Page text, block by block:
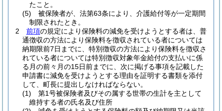
たこと。
(5)
被保険者が、法第63条により、介護給付等が一定期間
制限されたとき。
2
前項の規定により保険料の減免を受けようとする者は、普
通徴収の方法により保険料を徴収されている者については
納期限前7日までに、特別徴収の方法により保険料を徴収さ
れている者については特別徴収対象年金給付の支払いに係
る月の前々月の15日前までに、次に掲げる事項を記載した
申請書に減免を受けようとする理由を証明する書類を添付
して、町長に提出しなければならない。
(1)
第1号被保険者及びその属する世帯の生計を主として
維持する者の氏名及び住所